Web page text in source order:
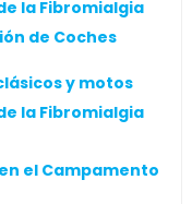
la Fibromialgia
de Coches
y motos
la Fibromialgia
el Campamento